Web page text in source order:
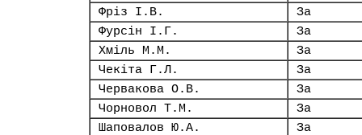
Фріз І.В.
За
Фурсін І.Г.
За
Хміль М.М.
За
Чекіта Г.Л.
За
Червакова О.В.
За
Чорновол Т.М.
За
Шаповалов Ю.А.
За